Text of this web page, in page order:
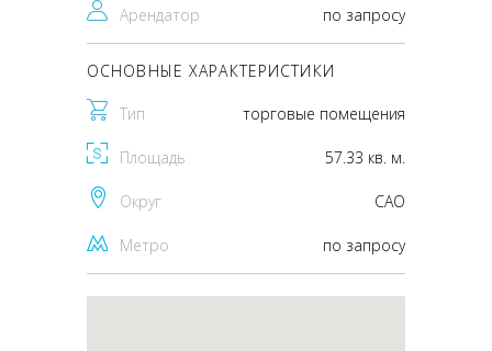
Арендатор по запросу
ОСНОВНЫЕ ХАРАКТЕРИСТИКИ
Тип торговые помещения
Площадь 57.33 кв. м.
Округ CАО
Метро по запросу